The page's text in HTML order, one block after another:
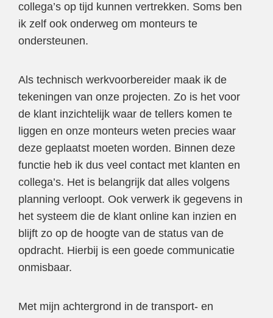
collega’s op tijd kunnen vertrekken. Soms ben
ik zelf ook onderweg om monteurs te
ondersteunen.
Als technisch werkvoorbereider maak ik de
tekeningen van onze projecten. Zo is het voor
de klant inzichtelijk waar de tellers komen te
liggen en onze monteurs weten precies waar
deze geplaatst moeten worden. Binnen deze
functie heb ik dus veel contact met klanten en
collega’s. Het is belangrijk dat alles volgens
planning verloopt. Ook verwerk ik gegevens in
het systeem die de klant online kan inzien en
blijft zo op de hoogte van de status van de
opdracht. Hierbij is een goede communicatie
onmisbaar.
Met mijn achtergrond in de transport- en